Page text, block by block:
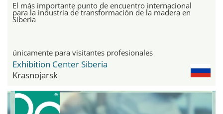
El más importante punto de encuentro internacional
para la industria de transformación de la madera en
Siberia
únicamente para visitantes profesionales
Exhibition Center Siberia
Krasnojarsk